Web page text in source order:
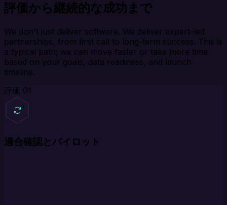
評価から継続的な成功まで
We don't just deliver software. We deliver expert-led
partnerships, from first call to long-term success. This is
a typical path; we can move faster or take more time
based on your goals, data readiness, and launch
timeline.
評価 01
適合確認とパイロット